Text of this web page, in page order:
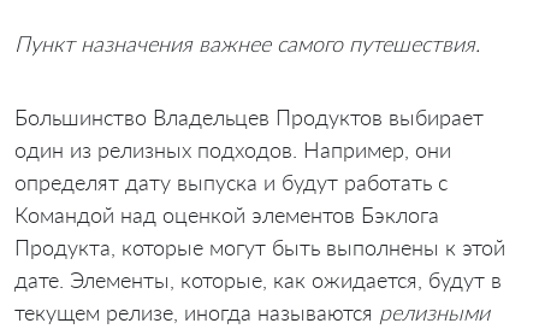
Пункт назначения важнее самого путешествия.
Большинство Владельцев Продуктов выбирает
один из релизных подходов. Например, они
определят дату выпуска и будут работать с
Командой над оценкой элементов Бэклога
Продукта, которые могут быть выполнены к этой
дате. Элементы, которые, как ожидается, будут в
текущем релизе, иногда называются релизными